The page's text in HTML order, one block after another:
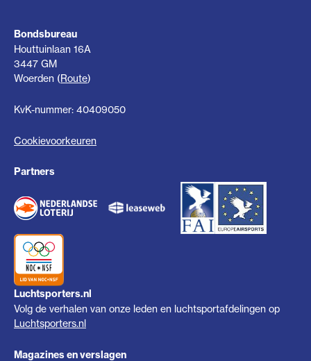
Bondsbureau
Houttuinlaan 16A
3447 GM
Woerden (Route)
KvK-nummer: 40409050
Cookievoorkeuren
Partners
Luchtsporters.nl
Volg de verhalen van onze leden en luchtsportafdelingen op
Luchtsporters.nl
Magazines en verslagen